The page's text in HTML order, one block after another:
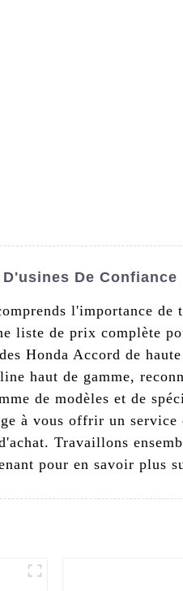
De Confiance
l'importance de
liste de prix complète
Honda Accord de
haut de gamme,
de modèles et de
à vous offrir un service
Travaillons
pour en savoir plus